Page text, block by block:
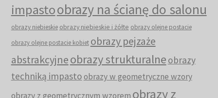
impastoobrazy na ścianę do salonu
obrazy niebieskie obrazy niebieskie i żółte obrazy olejne postacie
obrazy olejne postacie kobiet obrazy pejzaże
abstrakcyjneobrazy strukturalne obrazy
techniką impastoobrazy w geometryczne wzory
obrazy z geometrycznym wzorem obrazy z